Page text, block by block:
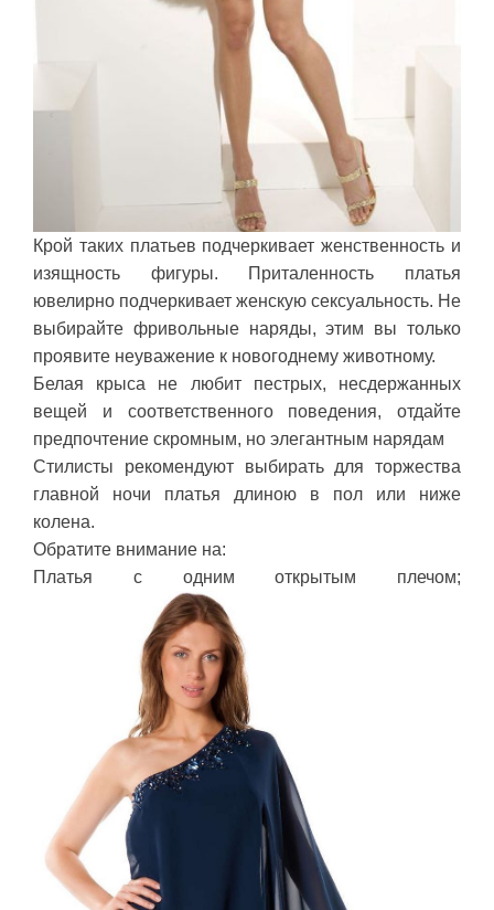
Крой таких платьев подчеркивает женственность и
изящность фигуры. Приталенность платья
ювелирно подчеркивает женскую сексуальность. Не
выбирайте фривольные наряды, этим вы только
проявите неуважение к новогоднему животному.
Белая крыса не любит пестрых, несдержанных
вещей и соответственного поведения, отдайте
предпочтение скромным, но элегантным нарядам
Стилисты рекомендуют выбирать для торжества
главной ночи платья длиною в пол или ниже
колена.
Обратите внимание на:
Платья с одним открытым плечом;